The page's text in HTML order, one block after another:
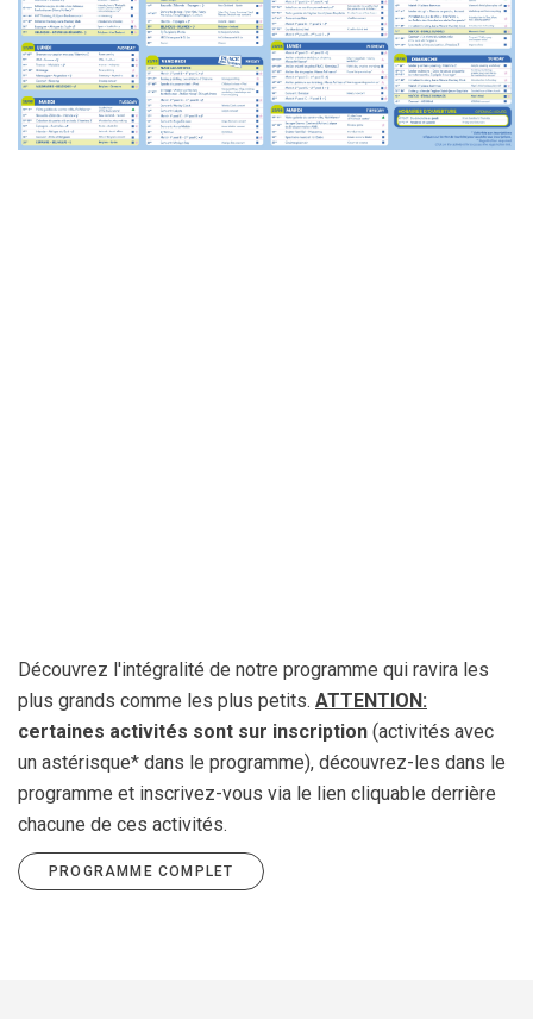
Découvrez l'intégralité de notre programme qui ravira les
plus grands comme les plus petits. ATTENTION:
certaines activités sont sur inscription (activités avec
un astérisque* dans le programme), découvrez-les dans le
programme et inscrivez-vous via le lien cliquable derrière
chacune de ces activités.
PROGRAMME COMPLET